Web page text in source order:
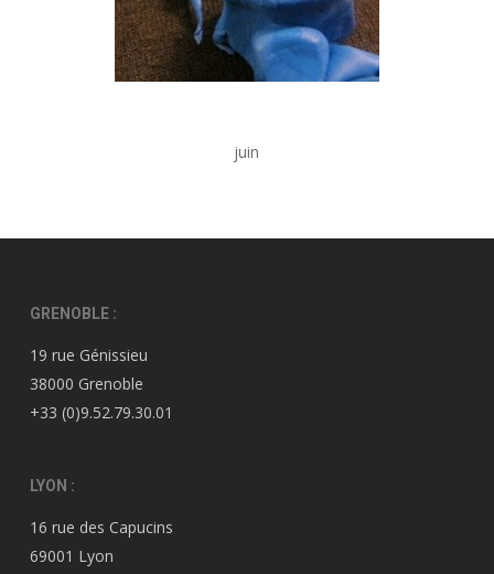
juin
GRENOBLE :
19 rue Génissieu
38000 Grenoble
+33 (0)9.52.79.30.01
LYON :
16 rue des Capucins
69001 Lyon